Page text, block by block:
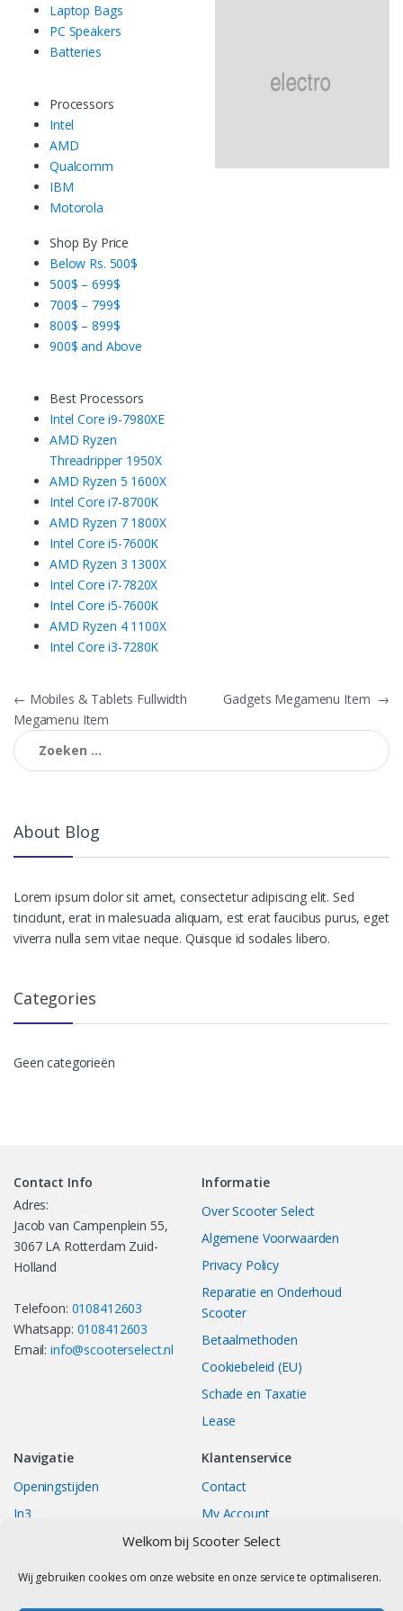
Welkom bij Scooter Select
Wij gebruiken cookies om onze website en onze service te optimaliseren.
Laptop Bags
PC Speakers
Batteries
Processors
Intel
AMD
Qualcomm
IBM
Motorola
Shop By Price
Below Rs. 500$
500$ – 699$
700$ – 799$
800$ – 899$
900$ and Above
Best Processors
Intel Core i9-7980XE
AMD Ryzen
Threadripper 1950X
AMD Ryzen 5 1600X
Intel Core i7-8700K
AMD Ryzen 7 1800X
Intel Core i5-7600K
AMD Ryzen 3 1300X
Intel Core i7-7820X
Intel Core i5-7600K
AMD Ryzen 4 1100X
Intel Core i3-7280K
Bericht
navigatie
← Mobiles & Tablets Fullwidth
Megamenu Item
Gadgets Megamenu Item →
Zoeken
naar:
About Blog
Lorem ipsum dolor sit amet, consectetur adipiscing elit. Sed
tincidunt, erat in malesuada aliquam, est erat faucibus purus, eget
viverra nulla sem vitae neque. Quisque id sodales libero.
Categories
Geen categorieën
Contact Info
Adres:
Jacob van Campenplein 55,
3067 LA Rotterdam Zuid-
Holland
Telefoon: 0108412603
Whatsapp: 0108412603
Email:info@scooterselect.nl
Informatie
Over Scooter Select
Algemene Voorwaarden
Privacy Policy
Reparatie en Onderhoud
Scooter
Betaalmethoden
Cookiebeleid (EU)
Schade en Taxatie
Lease
Navigatie
Openingstijden
In3
Klantenservice
Contact
My Account
Track your Order